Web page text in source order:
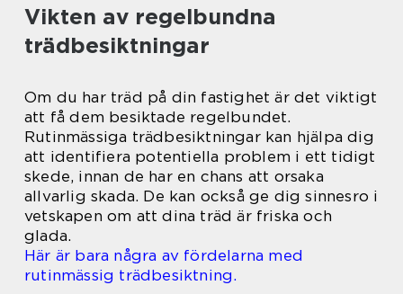
Vikten av regelbundna
trädbesiktningar
Om du har träd på din fastighet är det viktigt
att få dem besiktade regelbundet.
Rutinmässiga trädbesiktningar kan hjälpa dig
att identifiera potentiella problem i ett tidigt
skede, innan de har en chans att orsaka
allvarlig skada. De kan också ge dig sinnesro i
vetskapen om att dina träd är friska och
glada.
Här är bara några av fördelarna med
rutinmässig trädbesiktning.